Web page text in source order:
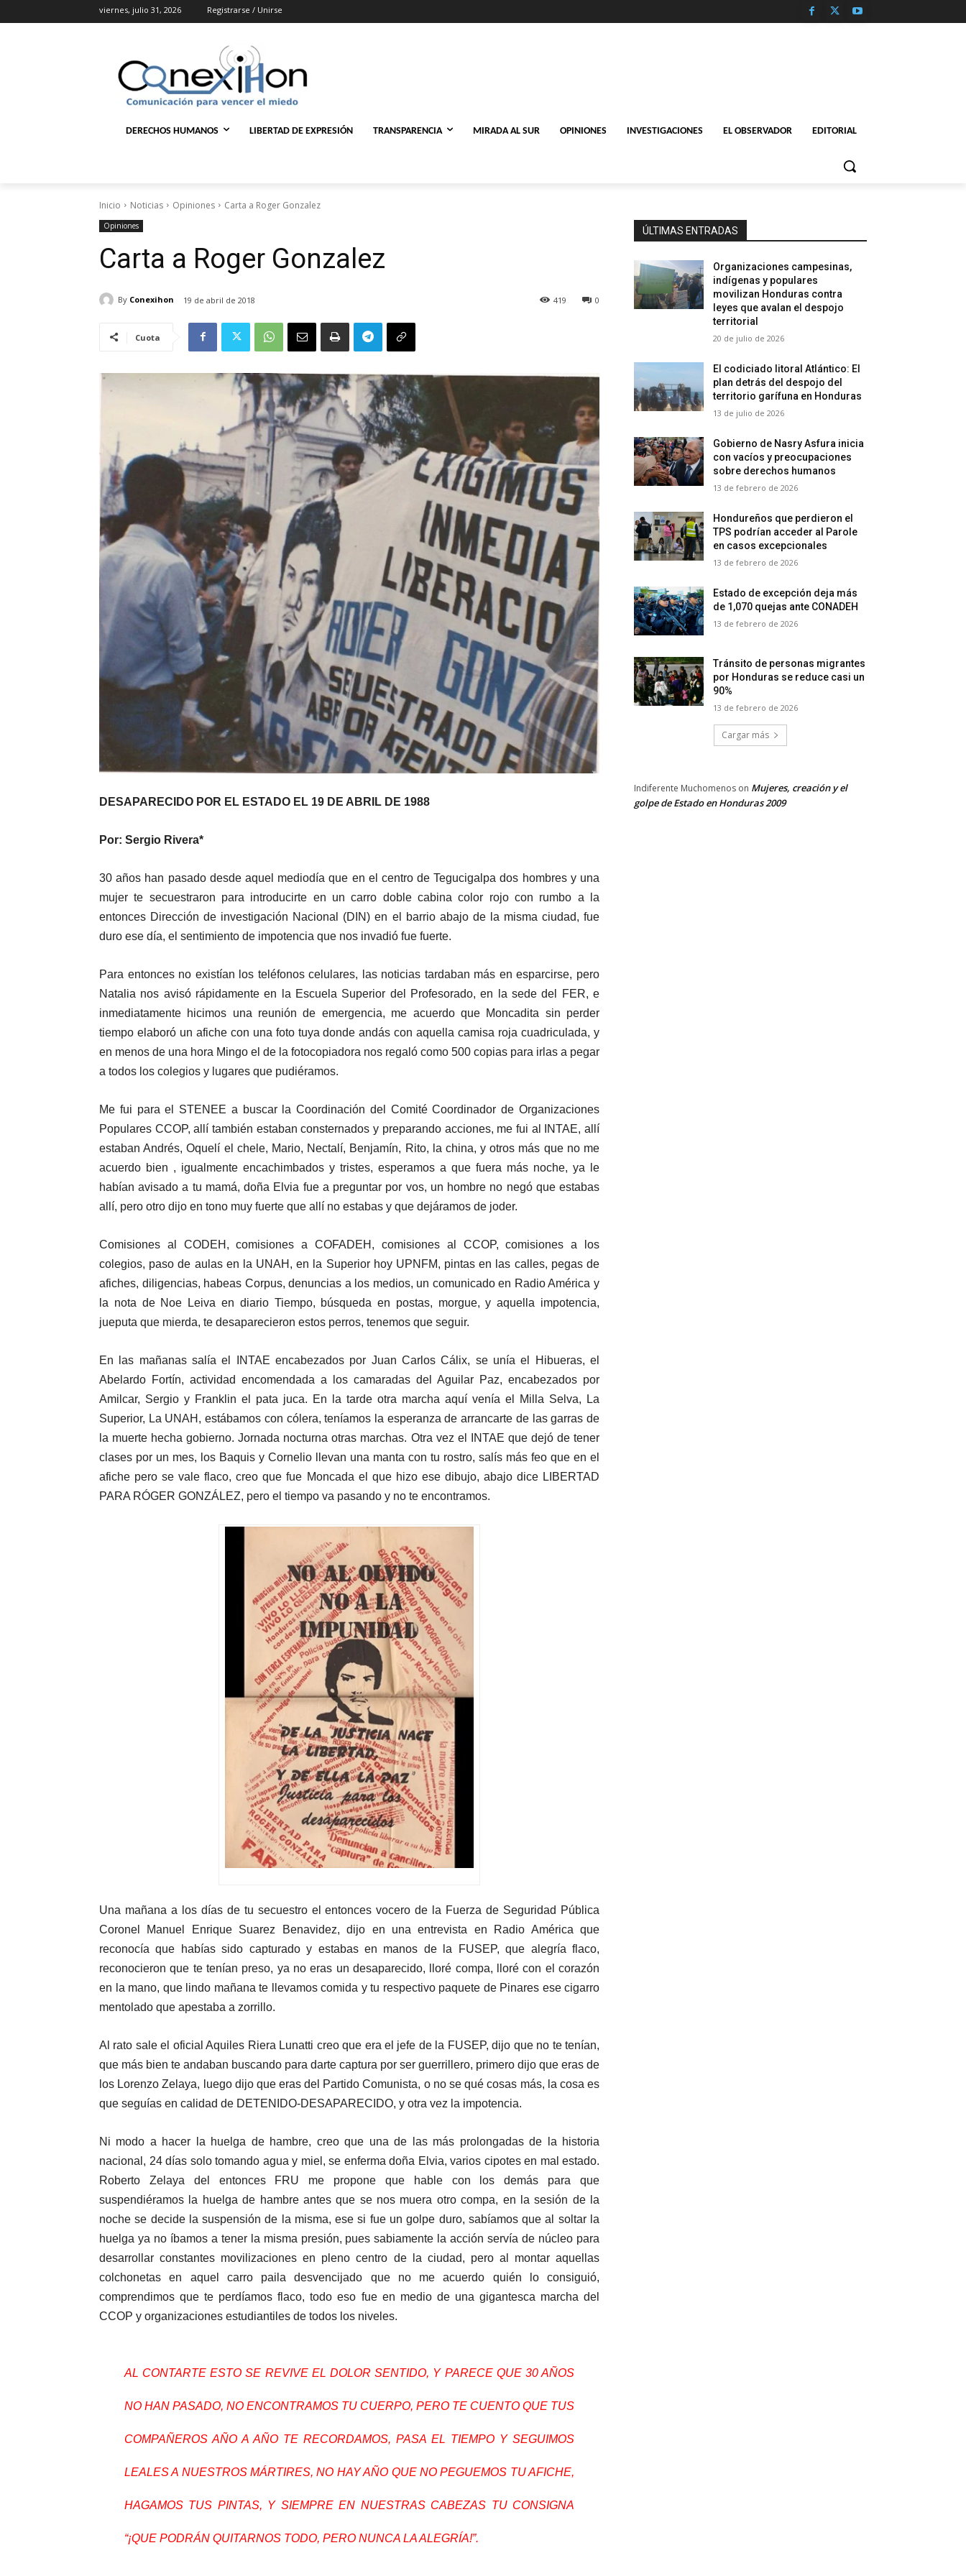
viernes, julio 31, 2026 Registrarse / Unirse
DERECHOS HUMANOS LIBERTAD DE EXPRESIÓN TRANSPARENCIA MIRADA AL SUR OPINIONES INVESTIGACIONES EL OBSERVADOR EDITORIAL
Inicio Noticias Opiniones Carta a Roger Gonzalez
Opiniones
Carta a Roger Gonzalez
By Conexihon 19 de abril de 2018 0
419
Cuota
DESAPARECIDO POR EL ESTADO EL 19 DE ABRIL DE 1988
Por: Sergio Rivera*
30 años han pasado desde aquel mediodía que en el centro de Tegucigalpa dos hombres y una
mujer te secuestraron para introducirte en un carro doble cabina color rojo con rumbo a la
entonces Dirección de investigación Nacional (DIN) en el barrio abajo de la misma ciudad, fue
duro ese día, el sentimiento de impotencia que nos invadió fue fuerte.
Para entonces no existían los teléfonos celulares, las noticias tardaban más en esparcirse, pero
Natalia nos avisó rápidamente en la Escuela Superior del Profesorado, en la sede del FER, e
inmediatamente hicimos una reunión de emergencia, me acuerdo que Moncadita sin perder
tiempo elaboró un afiche con una foto tuya donde andás con aquella camisa roja cuadriculada, y
en menos de una hora Mingo el de la fotocopiadora nos regaló como 500 copias para irlas a pegar
a todos los colegios y lugares que pudiéramos.
Me fui para el STENEE a buscar la Coordinación del Comité Coordinador de Organizaciones
Populares CCOP, allí también estaban consternados y preparando acciones, me fui al INTAE, allí
estaban Andrés, Oquelí el chele, Mario, Nectalí, Benjamín, Rito, la china, y otros más que no me
acuerdo bien , igualmente encachimbados y tristes, esperamos a que fuera más noche, ya le
habían avisado a tu mamá, doña Elvia fue a preguntar por vos, un hombre no negó que estabas
allí, pero otro dijo en tono muy fuerte que allí no estabas y que dejáramos de joder.
Comisiones al CODEH, comisiones a COFADEH, comisiones al CCOP, comisiones a los
colegios, paso de aulas en la UNAH, en la Superior hoy UPNFM, pintas en las calles, pegas de
afiches, diligencias, habeas Corpus, denuncias a los medios, un comunicado en Radio América y
la nota de Noe Leiva en diario Tiempo, búsqueda en postas, morgue, y aquella impotencia,
jueputa que mierda, te desaparecieron estos perros, tenemos que seguir.
En las mañanas salía el INTAE encabezados por Juan Carlos Cálix, se unía el Hibueras, el
Abelardo Fortín, actividad encomendada a los camaradas del Aguilar Paz, encabezados por
Amilcar, Sergio y Franklin el pata juca. En la tarde otra marcha aquí venía el Milla Selva, La
Superior, La UNAH, estábamos con cólera, teníamos la esperanza de arrancarte de las garras de
la muerte hecha gobierno. Jornada nocturna otras marchas. Otra vez el INTAE que dejó de tener
clases por un mes, los Baquis y Cornelio llevan una manta con tu rostro, salís más feo que en el
afiche pero se vale flaco, creo que fue Moncada el que hizo ese dibujo, abajo dice LIBERTAD
PARA RÓGER GONZÁLEZ, pero el tiempo va pasando y no te encontramos.
Una mañana a los días de tu secuestro el entonces vocero de la Fuerza de Seguridad Pública
Coronel Manuel Enrique Suarez Benavidez, dijo en una entrevista en Radio América que
reconocía que habías sido capturado y estabas en manos de la FUSEP, que alegría flaco,
reconocieron que te tenían preso, ya no eras un desaparecido, lloré compa, lloré con el corazón
en la mano, que lindo mañana te llevamos comida y tu respectivo paquete de Pinares ese cigarro
mentolado que apestaba a zorrillo.
Al rato sale el oficial Aquiles Riera Lunatti creo que era el jefe de la FUSEP, dijo que no te tenían,
que más bien te andaban buscando para darte captura por ser guerrillero, primero dijo que eras de
los Lorenzo Zelaya, luego dijo que eras del Partido Comunista, o no se qué cosas más, la cosa es
que seguías en calidad de DETENIDO-DESAPARECIDO, y otra vez la impotencia.
Ni modo a hacer la huelga de hambre, creo que una de las más prolongadas de la historia
nacional, 24 días solo tomando agua y miel, se enferma doña Elvia, varios cipotes en mal estado.
Roberto Zelaya del entonces FRU me propone que hable con los demás para que
suspendiéramos la huelga de hambre antes que se nos muera otro compa, en la sesión de la
noche se decide la suspensión de la misma, ese si fue un golpe duro, sabíamos que al soltar la
huelga ya no íbamos a tener la misma presión, pues sabiamente la acción servía de núcleo para
desarrollar constantes movilizaciones en pleno centro de la ciudad, pero al montar aquellas
colchonetas en aquel carro paila desvencijado que no me acuerdo quién lo consiguió,
comprendimos que te perdíamos flaco, todo eso fue en medio de una gigantesca marcha del
CCOP y organizaciones estudiantiles de todos los niveles.
AL CONTARTE ESTO SE REVIVE EL DOLOR SENTIDO, Y PARECE QUE 30 AÑOS
NO HAN PASADO, NO ENCONTRAMOS TU CUERPO, PERO TE CUENTO QUE TUS
COMPAÑEROS AÑO A AÑO TE RECORDAMOS, PASA EL TIEMPO Y SEGUIMOS
LEALES A NUESTROS MÁRTIRES, NO HAY AÑO QUE NO PEGUEMOS TU AFICHE,
HAGAMOS TUS PINTAS, Y SIEMPRE EN NUESTRAS CABEZAS TU CONSIGNA
“¡QUE PODRÁN QUITARNOS TODO, PERO NUNCA LA ALEGRÍA!”.
ÚLTIMAS ENTRADAS
Organizaciones campesinas,
indígenas y populares
movilizan Honduras contra
leyes que avalan el despojo
territorial
20 de julio de 2026
El codiciado litoral Atlántico: El
plan detrás del despojo del
territorio garífuna en Honduras
13 de julio de 2026
Gobierno de Nasry Asfura inicia
con vacíos y preocupaciones
sobre derechos humanos
13 de febrero de 2026
Hondureños que perdieron el
TPS podrían acceder al Parole
en casos excepcionales
13 de febrero de 2026
Estado de excepción deja más
de 1,070 quejas ante CONADEH
13 de febrero de 2026
Tránsito de personas migrantes
por Honduras se reduce casi un
90%
13 de febrero de 2026
Cargar más
Indiferente Muchomenos on Mujeres, creación y el
golpe de Estado en Honduras 2009